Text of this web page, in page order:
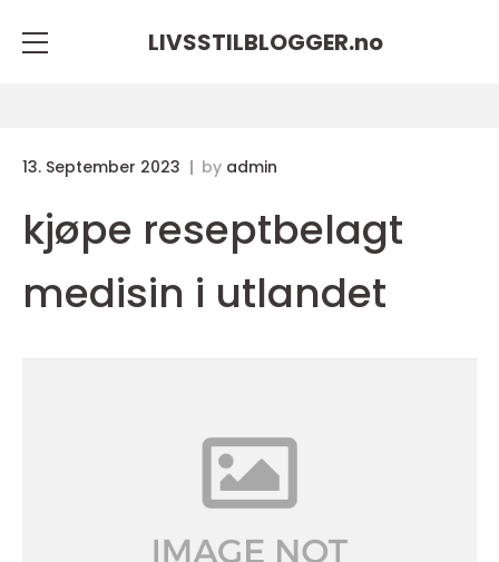
LIVSSTILBLOGGER.no
13. September 2023 by admin
kjøpe reseptbelagt
medisin i utlandet